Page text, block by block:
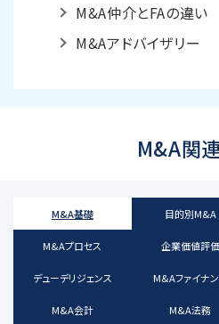
M&A仲介とFAの違い
M&Aアドバイザリー
M&A関
M&A基礎 目的別M&A
M&Aプロセス 企業価値評価
デューデリジェンス M&Aファイナ
M&A会計 M&A法務